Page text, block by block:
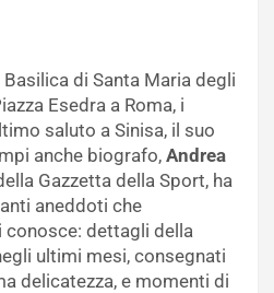
di Santa Maria degli
Esedra a Roma, i
saluto a Sinisa, il suo
anche biografo, Andrea
Gazzetta della Sport, ha
aneddoti che
dettagli della
ultimi mesi, consegnati
delicatezza, e momenti di